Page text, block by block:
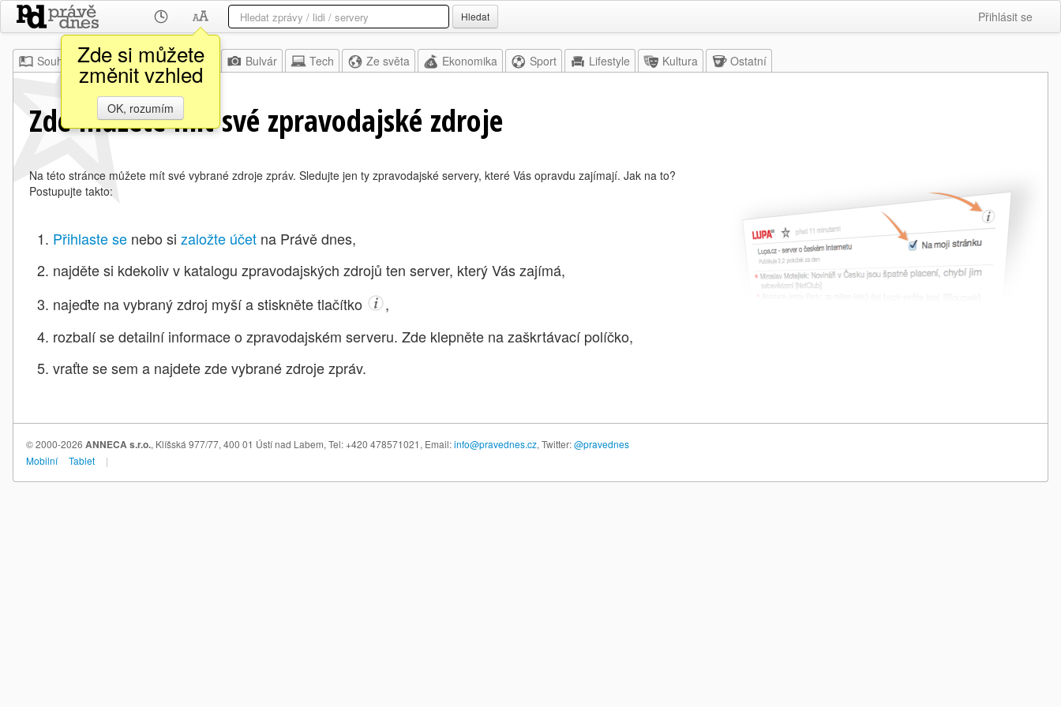
Zde si můžete
změnit vzhled
OK, rozumím
Hledat Přihlásit se
Souhrn Moje Z domova Bulvár Tech Ze světa Ekonomika Sport Lifestyle Kultura Ostatní
Zde můžete mít své zpravodajské zdroje
Na této stránce můžete mít své vybrané zdroje zpráv. Sledujte jen ty zpravodajské servery, které Vás opravdu zajímají. Jak na to?
Postupujte takto:
Přihlaste se nebo si založte účet na Právě dnes,
najděte si kdekoliv v katalogu zpravodajských zdrojů ten server, který Vás zajímá,
najeďte na vybraný zdroj myší a stisknětetlačítko
,
rozbalí se detailní informace o zpravodajském serveru. Zde klepněte na zaškrtávací políčko,
vraťte se sem a najdete zde vybrané zdroje zpráv.
© 2000-2026 ANNECA s.r.o., Klíšská 977/77, 400 01 Ústí nad Labem, Tel: +420 478571021, Email:info@pravednes.cz, Twitter:@pravednes
Mobilní
Tablet |